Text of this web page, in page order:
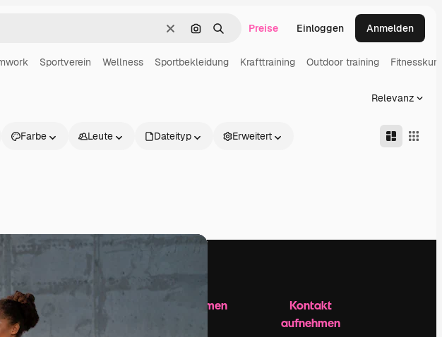
LöschenNach Bild suchen
SuchenPreise Einloggen Anmelden
Sportverein Wellness Sportbekleidung Krafttraining Outdoor training Fitnesskurs
Relevanz
Farbe Leute Dateityp Erweitert
Loslegen
Academy
Unternehmen
Kontakt
aufnehmen